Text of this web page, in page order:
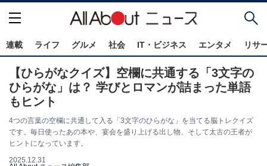
連載 ライフ グルメ 社会 IT・ビジネス エンタメ リサ
【ひらがなクイズ】空欄に共通する「3文字の
ひらがな」は？ 学びとロマンが詰まった単語
もヒント
4つの言葉の空欄に共通して入る「3文字のひらがな」を当てる脳トレクイズ
です。毎日使ったあの本や、宴会を盛り上げる出し物、そして太古の王者が
ヒントになっています。
2025.12.31